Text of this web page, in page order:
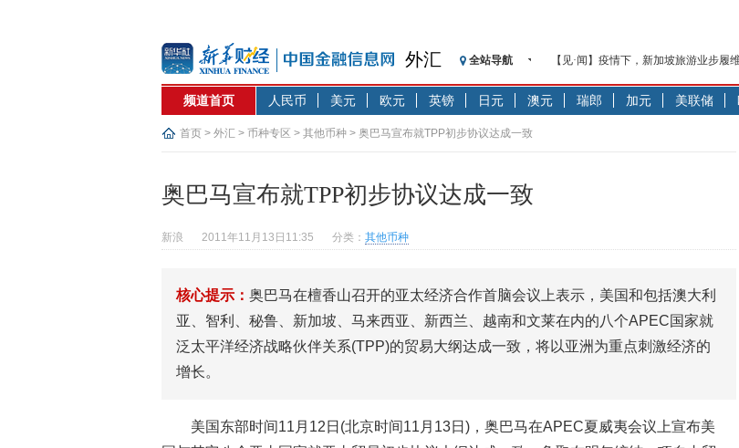
外汇 全站导航
【见·闻】疫情下，新加坡旅游业步履
记者手记：疫情下的香港零售业如何
【见·闻】疫情下一家香港传统零售商
济安金信：中国基金市场数据分析周报
【新华财经调查】同业存单、结构性
央行公开市场净投放300亿元 短端资
基本面及股市双轮冲击 债市回调十年
沥青期货连续两日涨逾3% 沪银及两粕
济安金信：中国基金市场数据分析周报
频道首页 人民币 美元 欧元 英镑 日元 澳元 瑞郎 加元 美联储
首页 > 外汇 > 币种专区 > 其他币种 > 奥巴马宣布就TPP初步协议达成一致
奥巴马宣布就TPP初步协议达成一致
新浪 2011年11月13日11:35 分类： 其他币种
核心提示： 奥巴马在檀香山召开的亚太经济合作首脑会议上表示，美国和包括澳大利
亚、智利、秘鲁、新加坡、马来西亚、新西兰、越南和文莱在内的八个APEC国家就
泛太平洋经济战略伙伴关系(TPP)的贸易大纲达成一致，将以亚洲为重点刺激经济的
增长。
美国东部时间11月12日(北京时间11月13日)，奥巴马在APEC夏威夷会议上宣布美